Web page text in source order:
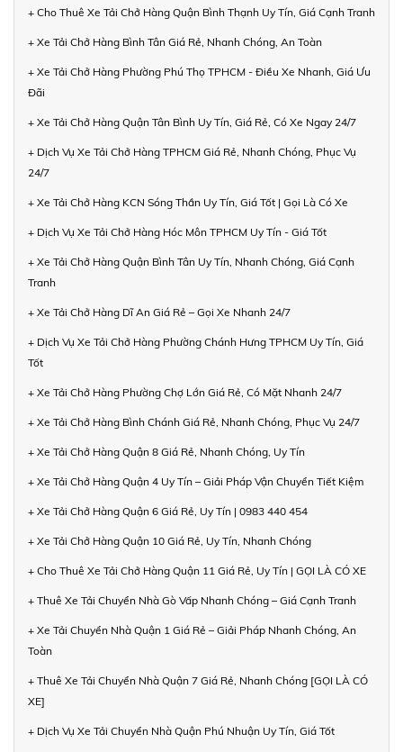
+ Cho Thuê Xe Tải Chở Hàng Quận Bình Thạnh Uy Tín, Giá Cạnh Tranh
+ Xe Tải Chở Hàng Bình Tân Giá Rẻ, Nhanh Chóng, An Toàn
+ Xe Tải Chở Hàng Phường Phú Thọ TPHCM - Điều Xe Nhanh, Giá Ưu
Đãi
+ Xe Tải Chở Hàng Quận Tân Bình Uy Tín, Giá Rẻ, Có Xe Ngay 24/7
+ Dịch Vụ Xe Tải Chở Hàng TPHCM Giá Rẻ, Nhanh Chóng, Phục Vụ
24/7
+ Xe Tải Chở Hàng KCN Sóng Thần Uy Tín, Giá Tốt | Gọi Là Có Xe
+ Dịch Vụ Xe Tải Chở Hàng Hóc Môn TPHCM Uy Tín - Giá Tốt
+ Xe Tải Chở Hàng Quận Bình Tân Uy Tín, Nhanh Chóng, Giá Cạnh
Tranh
+ Xe Tải Chở Hàng Dĩ An Giá Rẻ – Gọi Xe Nhanh 24/7
+ Dịch Vụ Xe Tải Chở Hàng Phường Chánh Hưng TPHCM Uy Tín, Giá
Tốt
+ Xe Tải Chở Hàng Phường Chợ Lớn Giá Rẻ, Có Mặt Nhanh 24/7
+ Xe Tải Chở Hàng Bình Chánh Giá Rẻ, Nhanh Chóng, Phục Vụ 24/7
+ Xe Tải Chở Hàng Quận 8 Giá Rẻ, Nhanh Chóng, Uy Tín
+ Xe Tải Chở Hàng Quận 4 Uy Tín – Giải Pháp Vận Chuyển Tiết Kiệm
+ Xe Tải Chở Hàng Quận 6 Giá Rẻ, Uy Tín | 0983 440 454
+ Xe Tải Chở Hàng Quận 10 Giá Rẻ, Uy Tín, Nhanh Chóng
+ Cho Thuê Xe Tải Chở Hàng Quận 11 Giá Rẻ, Uy Tín | GỌI LÀ CÓ XE
+ Thuê Xe Tải Chuyển Nhà Gò Vấp Nhanh Chóng – Giá Cạnh Tranh
+ Xe Tải Chuyển Nhà Quận 1 Giá Rẻ – Giải Pháp Nhanh Chóng, An
Toàn
+ Thuê Xe Tải Chuyển Nhà Quận 7 Giá Rẻ, Nhanh Chóng [GỌI LÀ CÓ
XE]
+ Dịch Vụ Xe Tải Chuyển Nhà Quận Phú Nhuận Uy Tín, Giá Tốt